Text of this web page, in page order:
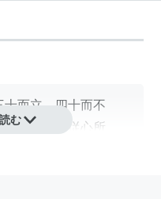
而立。四十而不
。七十而従心所
む